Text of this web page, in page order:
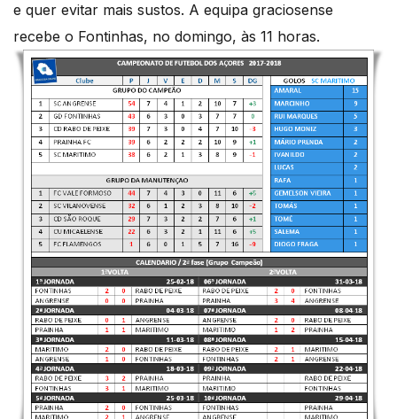
e quer evitar mais sustos. A equipa graciosense
recebe o Fontinhas, no domingo, às 11 horas.